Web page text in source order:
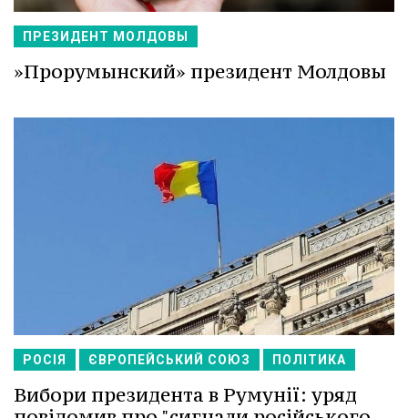
ПРЕЗИДЕНТ МОЛДОВЫ
»Прорумынский» президент Молдовы
РОСІЯ ЄВРОПЕЙСЬКИЙ СОЮЗ ПОЛІТИКА
Вибори президента в Румунії: уряд